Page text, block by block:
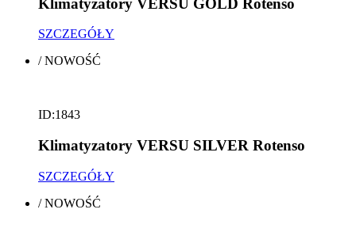
SZCZEGÓŁY
/NOWOŚĆ
ID:1843
Klimatyzatory VERSU SILVER Rotenso
SZCZEGÓŁY
/NOWOŚĆ